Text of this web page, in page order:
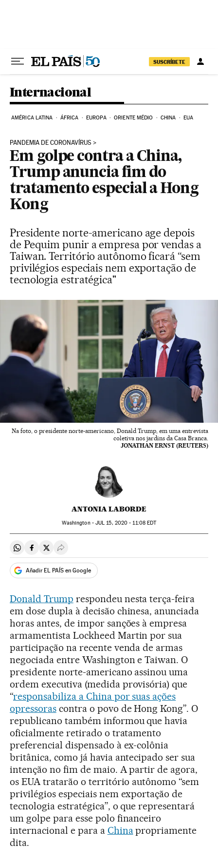
SUSCRÍBETE
Internacional
AMÉRICA LATINA ÁFRICA EUROPA ORIENTE MÉDIO CHINA EUA
PANDEMIA DE CORONAVÍRUS
Em golpe contra a China,
Trump anuncia fim do
tratamento especial a Hong
Kong
Presidente norte-americano age depois
de Pequim punir a empresa por vendas a
Taiwan. Território autônomo ficará “sem
privilégios especiais nem exportação de
tecnologia estratégica"
Na foto, o presidente norte-americano, Donald Trump, em uma entrevista
coletiva nos jardins da Casa Branca.
JONATHAN ERNST (REUTERS)
ANTONIA LABORDE
Washington - JUL 15, 2020 - 11:08EDT
Compartir en Whatsapp
Compartir en Facebook
Compartir en Twitter
Desplegar Redes Sociales
Añadir EL PAÍS en Google
Donald Trump respondeu nesta terça-feira
em dose dupla à decisão chinesa, anunciada
horas antes, de impor sanções à empresa
armamentista Lockheed Martin por sua
participação na recente venda de armas
negociada entre Washington e Taiwan. O
presidente norte-americano assinou uma
ordem executiva (medida provisória) que
“responsabiliza a China por suas ações
opressorascontra o povo de Hong Kong”. O
republicano também informou que havia
oficialmente retirado o tratamento
preferencial dispensado à ex-colônia
britânica, como já havia antecipado ser sua
intenção no fim de maio. A partir de agora,
os EUA tratarão o território autônomo “sem
privilégios especiais nem exportação de
tecnologia estratégica”, o que representará
um golpe para esse polo financeiro
internacional e para a Chinapropriamente
dita.